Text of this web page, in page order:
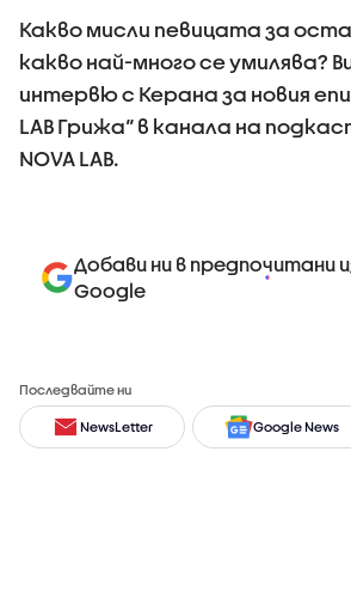
Какво мисли певицата за
какво най-много се умилява?
интервю с Керана за новия
LAB Грижа“ в канала на
NOVA LAB.
Добави ни в предпочитани
Google
Последвайте ни
NewsLetter Google News